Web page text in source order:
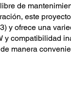
de
este
y ofrece una
y compatibilidad
manera